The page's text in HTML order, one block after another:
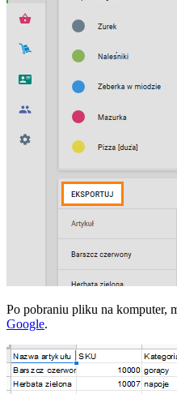
Po pobraniu pliku na komputer,
Google.